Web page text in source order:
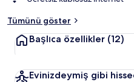
Tümünü göster
Başlıca özellikler (12)
Evinizdeymiş gibi